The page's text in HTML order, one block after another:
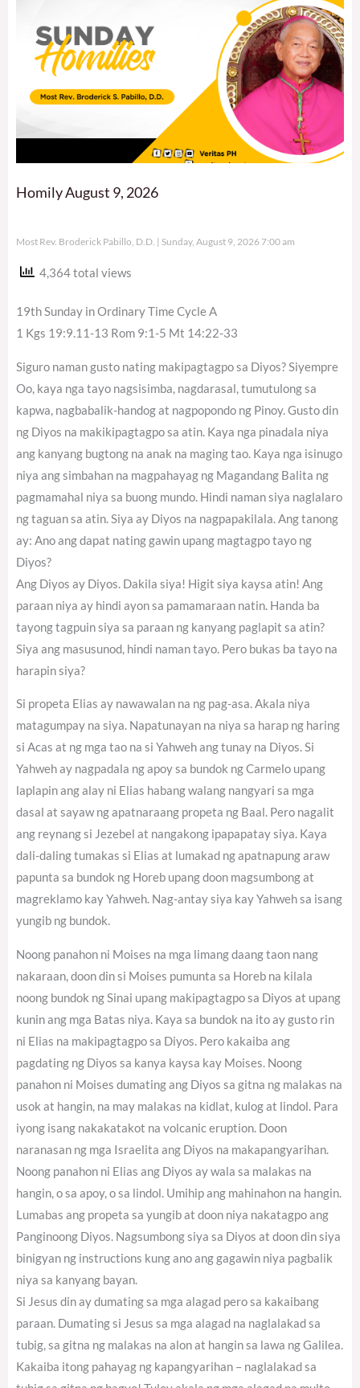
Homily August 9, 2026
Most Rev. Broderick Pabillo, D.D. Sunday, August 9, 2026 7:00 am
4,364 total views
19th Sunday in Ordinary Time Cycle A
1 Kgs 19:9.11-13 Rom 9:1-5 Mt 14:22-33
Siguro naman gusto nating makipagtagpo sa Diyos? Siyempre
Oo, kaya nga tayo nagsisimba, nagdarasal, tumutulong sa
kapwa, nagbabalik-handog at nagpopondo ng Pinoy. Gusto din
ng Diyos na makikipagtagpo sa atin. Kaya nga pinadala niya
ang kanyang bugtong na anak na maging tao. Kaya nga isinugo
niya ang simbahan na magpahayag ng Magandang Balita ng
pagmamahal niya sa buong mundo. Hindi naman siya naglalaro
ng taguan sa atin. Siya ay Diyos na nagpapakilala. Ang tanong
ay: Ano ang dapat nating gawin upang magtagpo tayo ng
Diyos?
Ang Diyos ay Diyos. Dakila siya! Higit siya kaysa atin! Ang
paraan niya ay hindi ayon sa pamamaraan natin. Handa ba
tayong tagpuin siya sa paraan ng kanyang paglapit sa atin?
Siya ang masusunod, hindi naman tayo. Pero bukas ba tayo na
harapin siya?
Si propeta Elias ay nawawalan na ng pag-asa. Akala niya
matagumpay na siya. Napatunayan na niya sa harap ng haring
si Acas at ng mga tao na si Yahweh ang tunay na Diyos. Si
Yahweh ay nagpadala ng apoy sa bundok ng Carmelo upang
laplapin ang alay ni Elias habang walang nangyari sa mga
dasal at sayaw ng apatnaraang propeta ng Baal. Pero nagalit
ang reynang si Jezebel at nangakong ipapapatay siya. Kaya
dali-daling tumakas si Elias at lumakad ng apatnapung araw
papunta sa bundok ng Horeb upang doon magsumbong at
magreklamo kay Yahweh. Nag-antay siya kay Yahweh sa isang
yungib ng bundok.
Noong panahon ni Moises na mga limang daang taon nang
nakaraan, doon din si Moises pumunta sa Horeb na kilala
noong bundok ng Sinai upang makipagtagpo sa Diyos at upang
kunin ang mga Batas niya. Kaya sa bundok na ito ay gusto rin
ni Elias na makipagtagpo sa Diyos. Pero kakaiba ang
pagdating ng Diyos sa kanya kaysa kay Moises. Noong
panahon ni Moises dumating ang Diyos sa gitna ng malakas na
usok at hangin, na may malakas na kidlat, kulog at lindol. Para
iyong isang nakakatakot na volcanic eruption. Doon
naranasan ng mga Israelita ang Diyos na makapangyarihan.
Noong panahon ni Elias ang Diyos ay wala sa malakas na
hangin, o sa apoy, o sa lindol. Umihip ang mahinahon na hangin.
Lumabas ang propeta sa yungib at doon niya nakatagpo ang
Panginoong Diyos. Nagsumbong siya sa Diyos at doon din siya
binigyan ng instructions kung ano ang gagawin niya pagbalik
niya sa kanyang bayan.
Si Jesus din ay dumating sa mga alagad pero sa kakaibang
paraan. Dumating si Jesus sa mga alagad na naglalakad sa
tubig, sa gitna ng malakas na alon at hangin sa lawa ng Galilea.
Kakaiba itong pahayag ng kapangyarihan – naglalakad sa